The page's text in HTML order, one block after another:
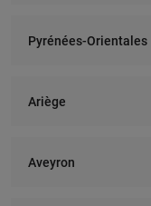
Pyrénées-Orientales
Ariège
Aveyron